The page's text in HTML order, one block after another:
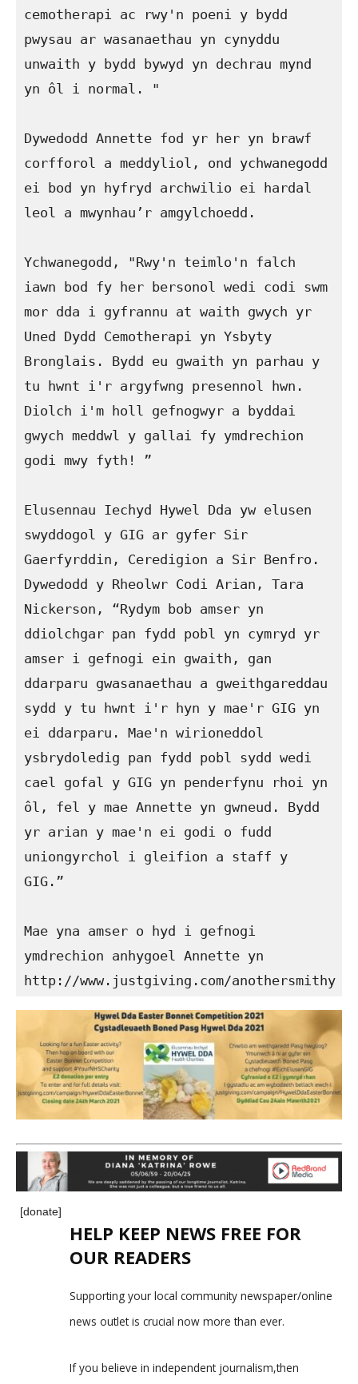
cemotherapi ac rwy'n poeni y bydd
pwysau ar wasanaethau yn cynyddu
unwaith y bydd bywyd yn dechrau mynd
yn ôl i normal. "
Dywedodd Annette fod yr her yn brawf
corfforol a meddyliol, ond ychwanegodd
ei bod yn hyfryd archwilio ei hardal
leol a mwynhau’r amgylchoedd.
Ychwanegodd, "Rwy'n teimlo'n falch
iawn bod fy her bersonol wedi codi swm
mor dda i gyfrannu at waith gwych yr
Uned Dydd Cemotherapi yn Ysbyty
Bronglais. Bydd eu gwaith yn parhau y
tu hwnt i'r argyfwng presennol hwn.
Diolch i'm holl gefnogwyr a byddai
gwych meddwl y gallai fy ymdrechion
godi mwy fyth! ”
Elusennau Iechyd Hywel Dda yw elusen
swyddogol y GIG ar gyfer Sir
Gaerfyrddin, Ceredigion a Sir Benfro.
Dywedodd y Rheolwr Codi Arian, Tara
Nickerson, “Rydym bob amser yn
ddiolchgar pan fydd pobl yn cymryd yr
amser i gefnogi ein gwaith, gan
ddarparu gwasanaethau a gweithgareddau
sydd y tu hwnt i'r hyn y mae'r GIG yn
ei ddarparu. Mae'n wirioneddol
ysbrydoledig pan fydd pobl sydd wedi
cael gofal y GIG yn penderfynu rhoi yn
ôl, fel y mae Annette yn gwneud. Bydd
yr arian y mae'n ei godi o fudd
uniongyrchol i gleifion a staff y
GIG.”
Mae yna amser o hyd i gefnogi
ymdrechion anhygoel Annette yn
[donate]
HELP KEEP NEWS FREE FOR
OUR READERS
Supporting your local community newspaper/online
news outlet is crucial now more than ever.
If you believe in independent journalism,then